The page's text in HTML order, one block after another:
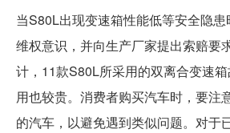
当S80L出现变速箱性能低等安全隐
维权意识，并向生产厂家提出索赔要
计，11款S80L所采用的双离合变速
用也较贵。消费者购买汽车时，要注
的汽车，以避免遇到类似问题。对于